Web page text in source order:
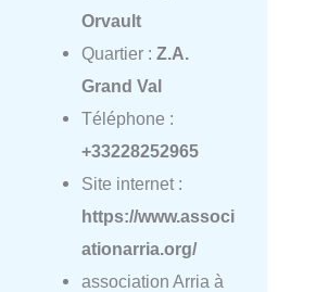
Orvault
Quartier : Z.A.
Grand Val
Téléphone :
+33228252965
Site internet :
https://www.associ
ationarria.org/
association Arria à